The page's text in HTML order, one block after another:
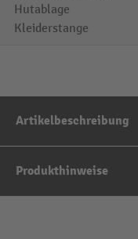
Hutablage
Kleiderstange
Artikelbeschreibung
Produkthinweise